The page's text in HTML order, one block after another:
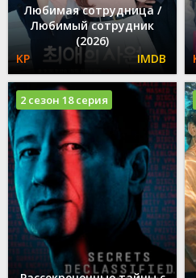
Любимая сотрудница /
Любимый сотрудник
(2026)
2 сезон 18 серия